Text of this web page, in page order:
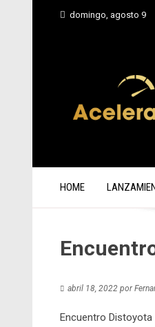
domingo, agosto 9
HOME
abril 18, 2022 por
Encuentro Distoyota